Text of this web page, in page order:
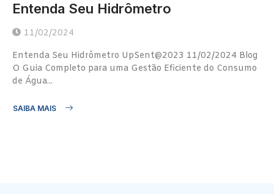
Entenda Seu Hidrômetro
11/02/2024
Entenda Seu Hidrômetro UpSent@2023 11/02/2024 Blog
O Guia Completo para uma Gestão Eficiente do Consumo
de Água...
SAIBA MAIS